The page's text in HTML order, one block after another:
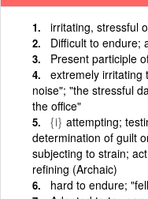
irritating, stressful
Difficult to endure;
Present participle
extremely irritating
noise"; "the stressful
the office"
{i} attempting;
determination of guilt
subjecting to strain;
refining (Archaic)
hard to endure;